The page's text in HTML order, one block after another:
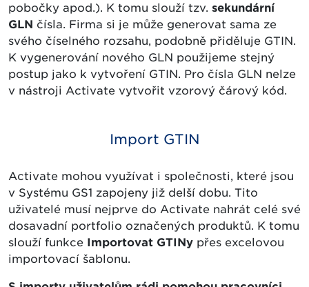
pobočky apod.). K tomu slouží tzv. sekundární
GLN čísla. Firma si je může generovat sama ze
svého číselného rozsahu, podobně přiděluje GTIN.
K vygenerování nového GLN použijeme stejný
postup jako k vytvoření GTIN. Pro čísla GLN nelze
v nástroji Activate vytvořit vzorový čárový kód.
Import GTIN
Activate mohou využívat i společnosti, které jsou
v Systému GS1 zapojeny již delší dobu. Tito
uživatelé musí nejprve do Activate nahrát celé své
dosavadní portfolio označených produktů. K tomu
slouží funkce Importovat GTINy přes excelovou
importovací šablonu.